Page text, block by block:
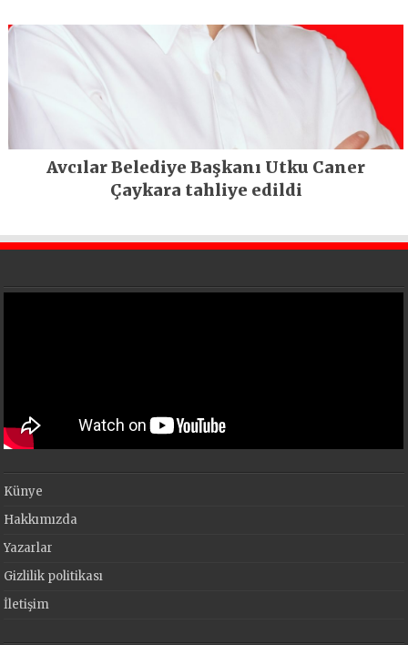
Avcılar Belediye Başkanı Utku Caner
Çaykara tahliye edildi
Künye
Hakkımızda
Yazarlar
Gizlilik politikası
İletişim